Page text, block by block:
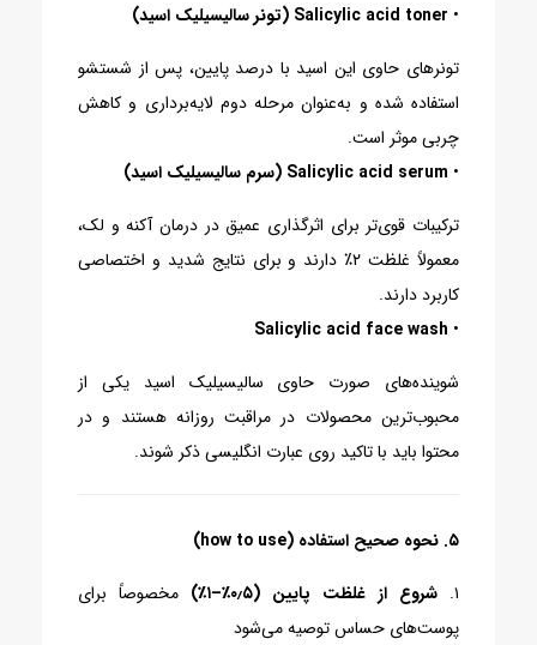
• Salicylic acid toner (تونر سالیسیلیک اسید)
تونرهای حاوی این اسید با درصد پایین، پس از شستشو
استفاده شده و به‌عنوان مرحله دوم لایه‌برداری و کاهش
چربی موثر است.
• Salicylic acid serum (سرم سالیسیلیک اسید)
ترکیبات قوی‌تر برای اثرگذاری عمیق در درمان آکنه و لک،
معمولاً غلظت ۲٪ دارند و برای نتایج شدید و اختصاصی
کاربرد دارند.
•
Salicylic acid face wash
شوینده‌های صورت حاوی سالیسیلیک اسید یکی از
محبوب‌ترین محصولات در مراقبت روزانه هستند و در
محتوا باید با تاکید روی عبارت انگلیسی ذکر شوند.
۵. نحوه صحیح استفاده (how to use)
۱.
شروع از غلظت پایین (۰٫۵٪–۱٪)
مخصوصاً برای
پوست‌های حساس توصیه می‌شود